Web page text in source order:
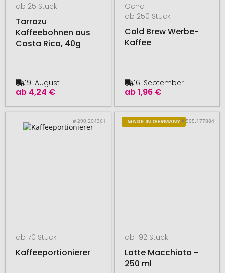
ab 25 Stück
Tarrazu
Kaffeebohnen aus
Costa Rica, 40g
ab 4,24 €
19. August
Ocha
ab 250 Stück
Cold Brew Werbe-
Kaffee
ab1,96 €
16. September
# 290.204361
ab 70 Stück
Kaffeeportionierer
MADE IN GERMANY# 505.177884
ab 192 Stück
Latte Macchiato -
250 ml